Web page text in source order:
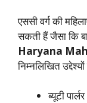
एससी वर्ग की
सकती हैं जैसा कि
Haryana
निम्नलिखित
ब्यूटी पार्लर